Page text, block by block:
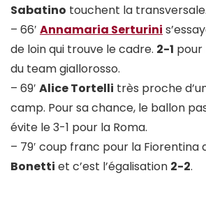
Sabatino touchent la transversale.
– 66′ Annamaria Serturini
de loin qui trouve le cadre. 2-1 pour
du team giallorosso.
– 69′ Alice Tortelli très proche
camp. Pour sa chance, le ballon
évite le 3-1 pour la Roma.
– 79′ coup franc pour la Fiorentina
Bonetti et c’est l’égalisation 2-2.